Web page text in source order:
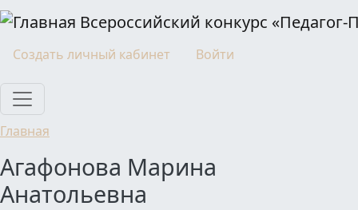
Перейти к основному содержанию
Всероссийский конкурс «Педагог-
Моя учетная запись
Создать личный кабинет Войти
Главная
Агафонова Марина
Анатольевна